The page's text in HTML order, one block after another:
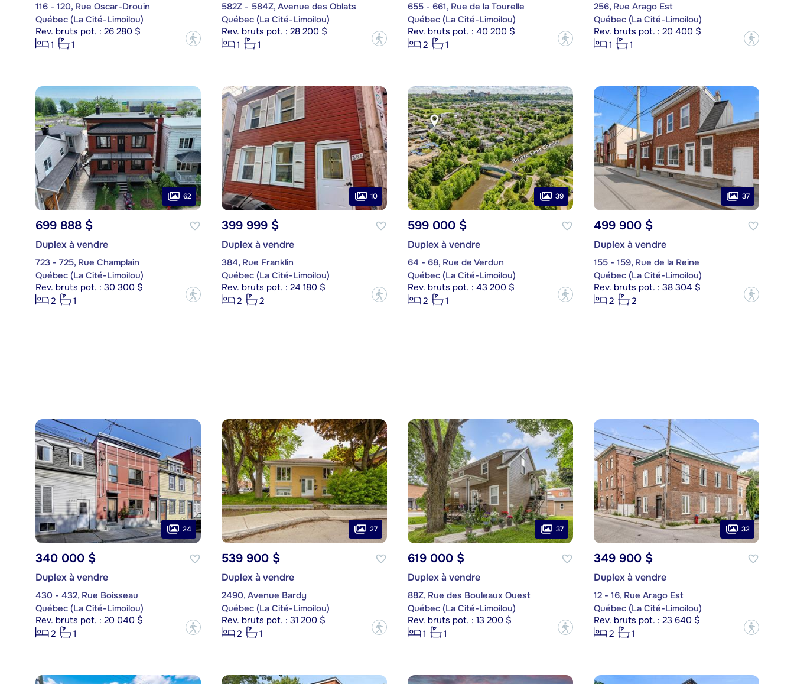
116 - 120, Rue Oscar-Drouin
Québec (La Cité-Limoilou)
Rev. bruts pot. : 26 280 $
1
1
?
582Z - 584Z, Avenue des Oblats
Québec (La Cité-Limoilou)
Rev. bruts pot. : 28 200 $
1
1
?
655 - 661, Rue de la Tourelle
Québec (La Cité-Limoilou)
Rev. bruts pot. : 40 200 $
2
1
?
256, Rue Arago Est
Québec (La Cité-Limoilou)
Rev. bruts pot. : 20 400 $
1
1
?
62
699 888 $
Duplex à vendre
723 - 725, Rue Champlain
Québec (La Cité-Limoilou)
Rev. bruts pot. : 30 300 $
2
1
?
10
399 999 $
Duplex à vendre
384, Rue Franklin
Québec (La Cité-Limoilou)
Rev. bruts pot. : 24 180 $
2
2
?
39
599 000 $
Duplex à vendre
64 - 68, Rue de Verdun
Québec (La Cité-Limoilou)
Rev. bruts pot. : 43 200 $
2
1
?
37
499 900 $
Duplex à vendre
155 - 159, Rue de la Reine
Québec (La Cité-Limoilou)
Rev. bruts pot. : 38 304 $
2
2
?
24
340 000 $
Duplex à vendre
430 - 432, Rue Boisseau
Québec (La Cité-Limoilou)
Rev. bruts pot. : 20 040 $
2
1
?
27
539 900 $
Duplex à vendre
2490, Avenue Bardy
Québec (La Cité-Limoilou)
Rev. bruts pot. : 31 200 $
2
1
?
37
619 000 $
Duplex à vendre
88Z, Rue des Bouleaux Ouest
Québec (La Cité-Limoilou)
Rev. bruts pot. : 13 200 $
1
1
?
32
349 900 $
Duplex à vendre
12 - 16, Rue Arago Est
Québec (La Cité-Limoilou)
Rev. bruts pot. : 23 640 $
2
1
?